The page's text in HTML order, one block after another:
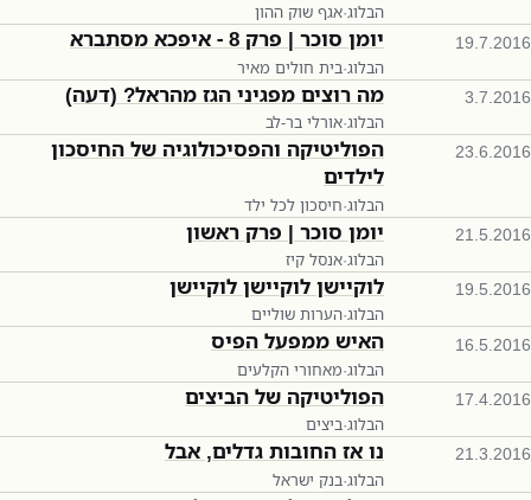
הבלוג·אגף שוק ההון
19.7.2016 יומן סוכר | פרק 8 - איפכא מסתברא
הבלוג·בית חולים מאיר
3.7.2016 מה רוצים מפגיני הגז מהראל? (דעה)
הבלוג·אורלי בר-לב
23.6.2016
הפוליטיקה והפסיכולוגיה של החיסכון
לילדים
הבלוג·חיסכון לכל ילד
21.5.2016 יומן סוכר | פרק ראשון
הבלוג·אנסל קיז
19.5.2016 לוקיישן לוקיישן לוקיישן
הבלוג·הערות שוליים
16.5.2016 האיש ממפעל הפיס
הבלוג·מאחורי הקלעים
17.4.2016 הפוליטיקה של הביצים
הבלוג·ביצים
21.3.2016 נו אז החובות גדלים, אבל
הבלוג·בנק ישראל